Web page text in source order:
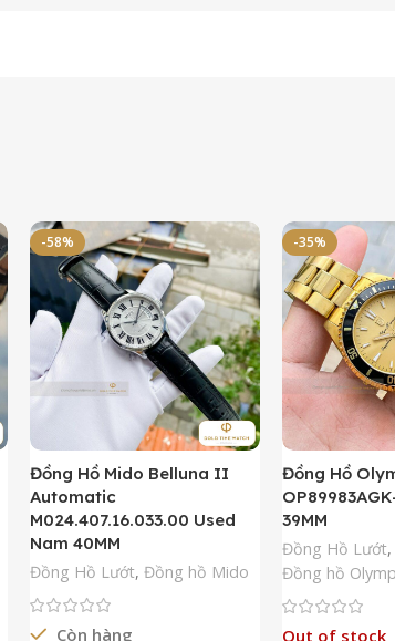
-58%
Đồng Hồ Mido Belluna II
Automatic
M024.407.16.033.00 Used
Nam 40MM
Đồng Hồ Lướt, Đồng hồ Mido
Còn hàng
-35%
Đồng Hồ
39MM
Đồng Hồ Lướt,
Đồng hồ
Out of stock